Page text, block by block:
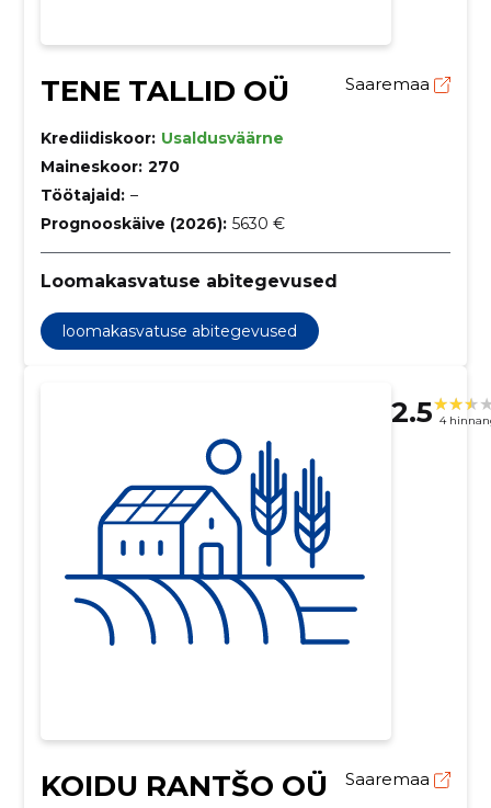
TENE TALLID OÜ Saaremaa
Krediidiskoor: Usaldusväärne
Maineskoor: 270
Töötajaid: –
Prognooskäive (2026): 5630 €
Loomakasvatuse abitegevused
loomakasvatuse abitegevused
2.5 4
KOIDU RANTŠO OÜ Saaremaa